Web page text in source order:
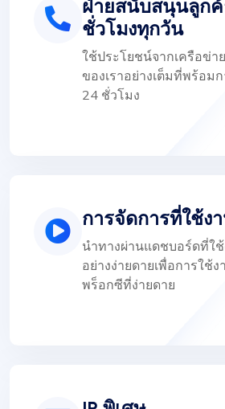
ฝ่ายสนับสนุนลูก
ชั่วโมงทุกวัน
ใช้ประโยชน์จากเครือข่
ของเราอย่างเต็มที่พร้อม
24 ชั่วโมง
การจัดการที่ใช้ง
นำทางผ่านแดชบอร์ดที่ใช้
อย่างง่ายดายเพื่อการใช้
พร็อกซีที่ง่ายดาย